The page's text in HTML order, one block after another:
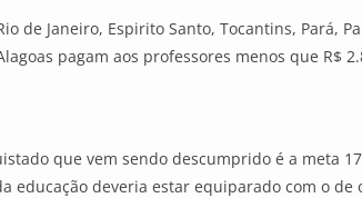
de Janeiro, Espirito Santo, Tocantins, Pará,
pagam aos professores menos que R$
que vem sendo descumprido é a meta
educação deveria estar equiparado com o